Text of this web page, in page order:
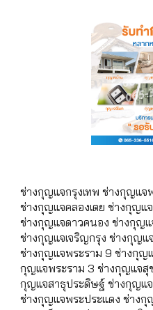
ช่างกุญแจกรุงเทพ ช่างกุญแ
ช่างกุญแจคลองเตย ช่างกุญ
ช่างกุญแจดาวคนอง ช่างกุญ
ช่างกุญแจเจริญกรุง ช่างกุญ
ช่างกุญแจพระราม 9 ช่างกุญ
กุญแจพระราม 3 ช่างกุญแจสุ
กุญแจสาธุประดิษฐ์ ช่างกุญแ
ช่างกุญแจพระประแดง ช่าง